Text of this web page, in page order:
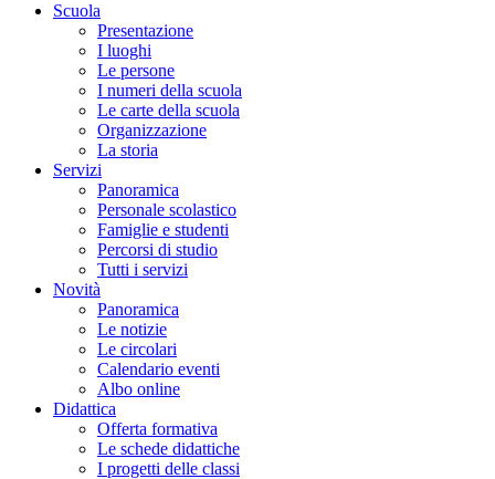
Scuola
Presentazione
I luoghi
Le persone
I numeri della scuola
Le carte della scuola
Organizzazione
La storia
Servizi
Panoramica
Personale scolastico
Famiglie e studenti
Percorsi di studio
Tutti i servizi
Novità
Panoramica
Le notizie
Le circolari
Calendario eventi
Albo online
Didattica
Offerta formativa
Le schede didattiche
I progetti delle classi